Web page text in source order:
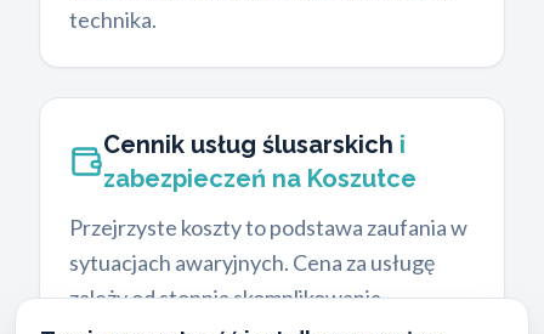
technika.
Cennik usług ślusarskich i
zabezpieczeń na Koszutce
Przejrzyste koszty to podstawa zaufania w
sytuacjach awaryjnych. Cena za usługę
zależy od stopnia skomplikowania